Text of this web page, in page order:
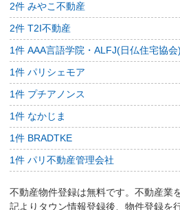
2件 みやこ不動産
2件 T2I不動産
1件 AAA言語学院・ALFJ(日仏住宅協会)
1件 パリシェモア
1件 プチアノンス
1件 なかじま
1件 BRADTKE
1件 パリ不動産管理会社
不動産物件登録は無料です。不動産業
記よりタウン情報登録後、物件登録を